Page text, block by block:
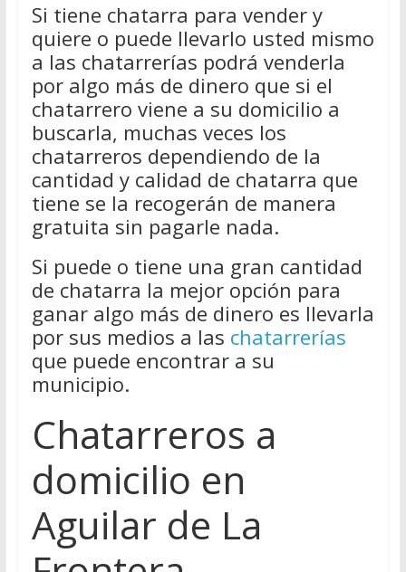
Si tiene chatarra para vender y
quiere o puede llevarlo usted mismo
a las chatarrerías podrá venderla
por algo más de dinero que si el
chatarrero viene a su domicilio a
buscarla, muchas veces los
chatarreros dependiendo de la
cantidad y calidad de chatarra que
tiene se la recogerán de manera
gratuita sin pagarle nada.
Si puede o tiene una gran cantidad
de chatarra la mejor opción para
ganar algo más de dinero es llevarla
por sus medios a las chatarrerías
que puede encontrar a su
municipio.
Chatarreros a
domicilio en
Aguilar de La